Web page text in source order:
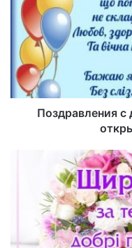
Поздравления